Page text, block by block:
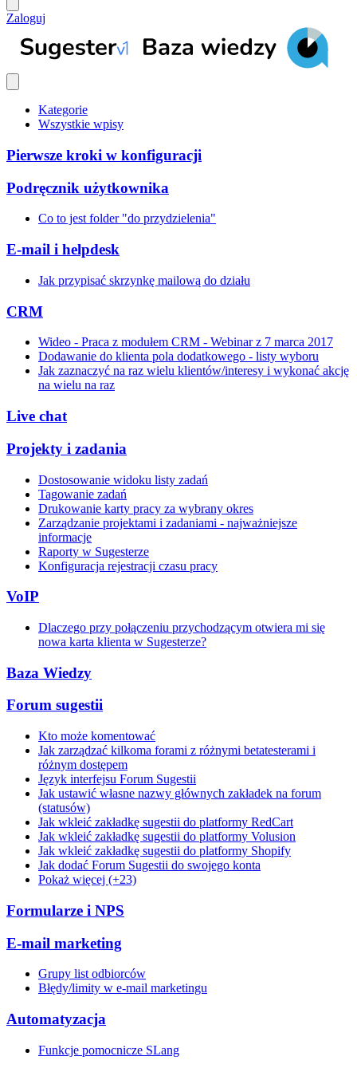
Zaloguj
Kategorie
Wszystkie wpisy
Pierwsze kroki w konfiguracji
Podręcznik użytkownika
Co to jest folder "do przydzielenia"
E-mail i helpdesk
Jak przypisać skrzynkę mailową do działu
CRM
Wideo - Praca z modułem CRM - Webinar z 7 marca 2017
Dodawanie do klienta pola dodatkowego - listy wyboru
Jak zaznaczyć na raz wielu klientów/interesy i wykonać akcję
na wielu na raz
Live chat
Projekty i zadania
Dostosowanie widoku listy zadań
Tagowanie zadań
Drukowanie karty pracy za wybrany okres
Zarządzanie projektami i zadaniami - najważniejsze
informacje
Raporty w Sugesterze
Konfiguracja rejestracji czasu pracy
VoIP
Dlaczego przy połączeniu przychodzącym otwiera mi się
nowa karta klienta w Sugesterze?
Baza Wiedzy
Forum sugestii
Kto może komentować
Jak zarządzać kilkoma forami z różnymi betatesterami i
różnym dostępem
Język interfejsu Forum Sugestii
Jak ustawić własne nazwy głównych zakładek na forum
(statusów)
Jak wkleić zakładkę sugestii do platformy RedCart
Jak wkleić zakładkę sugestii do platformy Volusion
Jak wkleić zakładkę sugestii do platformy Shopify
Jak dodać Forum Sugestii do swojego konta
Pokaż więcej (+23)
Formularze i NPS
E-mail marketing
Grupy list odbiorców
Błędy/limity w e-mail marketingu
Automatyzacja
Funkcje pomocnicze SLang